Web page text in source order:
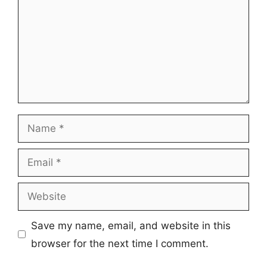
Name
Email
Website
Save my name, email, and website in this
browser for the next time I comment.